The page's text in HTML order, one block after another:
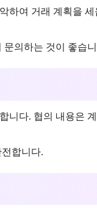
하여 거래 계획을 세
문의하는 것이 좋습
니다. 협의 내용은
합니다.